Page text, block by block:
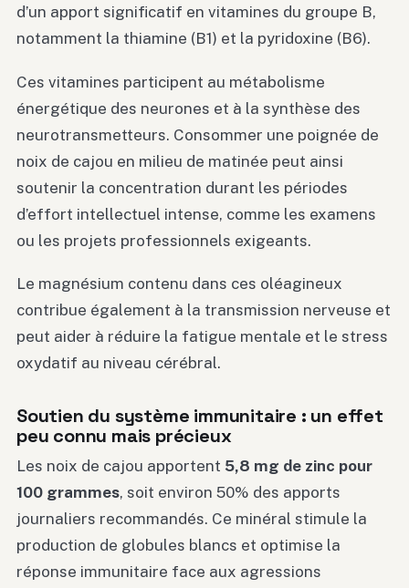
d’un apport significatif en vitamines du groupe B,
notamment la thiamine (B1) et la pyridoxine (B6).
Ces vitamines participent au métabolisme
énergétique des neurones et à la synthèse des
neurotransmetteurs. Consommer une poignée de
noix de cajou en milieu de matinée peut ainsi
soutenir la concentration durant les périodes
d’effort intellectuel intense, comme les examens
ou les projets professionnels exigeants.
Le magnésium contenu dans ces oléagineux
contribue également à la transmission nerveuse et
peut aider à réduire la fatigue mentale et le stress
oxydatif au niveau cérébral.
Soutien du système immunitaire : un effet
peu connu mais précieux
Les noix de cajou apportent 5,8 mg de zinc pour
100 grammes, soit environ 50% des apports
journaliers recommandés. Ce minéral stimule la
production de globules blancs et optimise la
réponse immunitaire face aux agressions